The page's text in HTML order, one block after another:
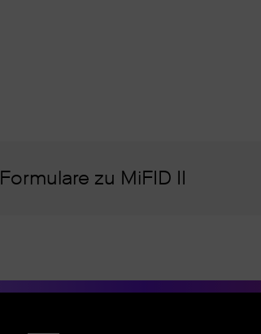
Formulare zu MiFID II